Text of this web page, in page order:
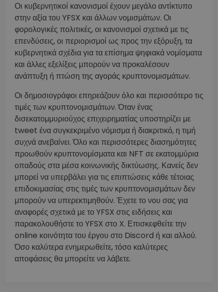
Οι κυβερνητικοί κανονισμοί έχουν μεγάλο αντίκτυπο
στην αξία του YFSX και άλλων νομισμάτων. Οι
φορολογικές πολιτικές, οι κανονισμοί σχετικά με τις
επενδύσεις, οι περιορισμοί ως προς την εξόρυξη, τα
κυβερνητικά σχέδια για τα επίσημα ψηφιακά νομίσματα
και άλλες εξελίξεις μπορούν να προκαλέσουν
ανάπτυξη ή πτώση της αγοράς κρυπτονομισμάτων.
Οι δημοσιογράφοι επηρεάζουν όλο και περισσότερο τις
τιμές των κρυπτονομισμάτων. Όταν ένας
δισεκατομμυριούχος επιχειρηματίας υποστηρίζει με
tweet ένα συγκεκριμένο νόμισμα ή διακριτικό, η τιμή
συχνά ανεβαίνει. Όλο και περισσότερες διασημότητες
προωθούν κρυπτονομίσματα και NFT σε εκατομμύρια
οπαδούς στα μέσα κοινωνικής δικτύωσης. Κανείς δεν
μπορεί να υπερβάλει για τις επιπτώσεις κάθε τέτοιας
επιδοκιμασίας στις τιμές των κρυπτονομισμάτων δεν
μπορούν να υπερεκτιμηθούν. Έχετε το νου σας για
αναφορές σχετικά με το YFSX στις ειδήσεις και
παρακολουθήστε το YFSX στο X. Επισκεφθείτε την
online κοινότητα του έργου στο Discord ή και αλλού.
Όσο καλύτερα ενημερωθείτε, τόσο καλύτερες
αποφάσεις θα μπορείτε να λάβετε.